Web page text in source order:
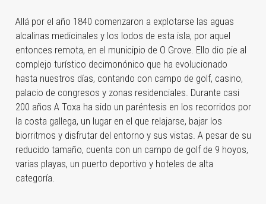
Allá por el año 1840 comenzaron a explotarse las aguas
alcalinas medicinales y los lodos de esta isla, por aquel
entonces remota, en el municipio de O Grove. Ello dio pie al
complejo turístico decimonónico que ha evolucionado
hasta nuestros días, contando con campo de golf, casino,
palacio de congresos y zonas residenciales. Durante casi
200 años A Toxa ha sido un paréntesis en los recorridos por
la costa gallega, un lugar en el que relajarse, bajar los
biorritmos y disfrutar del entorno y sus vistas. A pesar de su
reducido tamaño, cuenta con un campo de golf de 9 hoyos,
varias playas, un puerto deportivo y hoteles de alta
categoría.